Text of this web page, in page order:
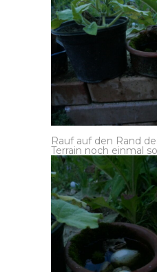
Rauf auf den Rand
Terrain noch einmal